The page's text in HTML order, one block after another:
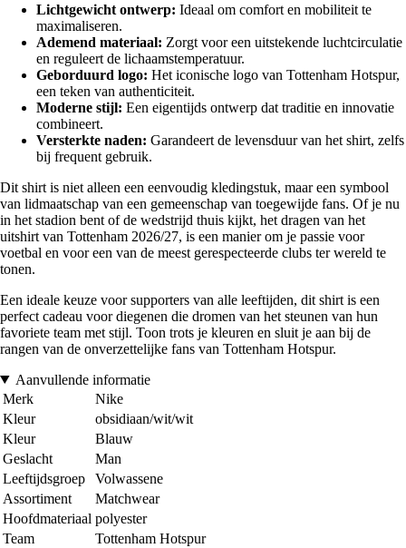
Lichtgewicht ontwerp: Ideaal om comfort en mobiliteit te
maximaliseren.
Ademend materiaal: Zorgt voor een uitstekende luchtcirculatie
en reguleert de lichaamstemperatuur.
Geborduurd logo: Het iconische logo van Tottenham Hotspur,
een teken van authenticiteit.
Moderne stijl: Een eigentijds ontwerp dat traditie en innovatie
combineert.
Versterkte naden: Garandeert de levensduur van het shirt, zelfs
bij frequent gebruik.
Dit shirt is niet alleen een eenvoudig kledingstuk, maar een symbool
van lidmaatschap van een gemeenschap van toegewijde fans. Of je nu
in het stadion bent of de wedstrijd thuis kijkt, het dragen van het
uitshirt van Tottenham 2026/27, is een manier om je passie voor
voetbal en voor een van de meest gerespecteerde clubs ter wereld te
tonen.
Een ideale keuze voor supporters van alle leeftijden, dit shirt is een
perfect cadeau voor diegenen die dromen van het steunen van hun
favoriete team met stijl. Toon trots je kleuren en sluit je aan bij de
rangen van de onverzettelijke fans van Tottenham Hotspur.
Aanvullende informatie
Merk
Nike
Kleur
obsidiaan/wit/wit
Kleur
Blauw
Geslacht
Man
Leeftijdsgroep
Volwassene
Assortiment
Matchwear
Hoofdmateriaal polyester
Team
Tottenham Hotspur